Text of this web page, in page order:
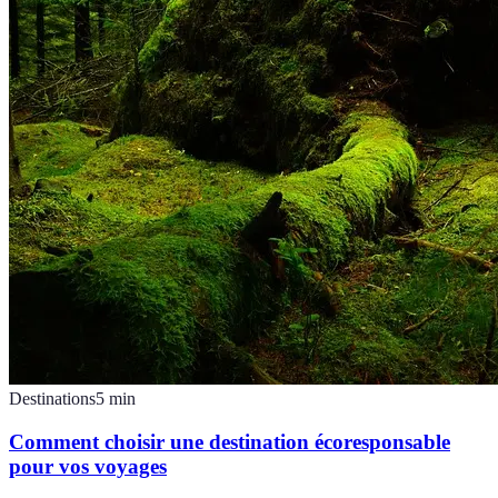
Destinations5 min
Comment choisir une destination écoresponsable
pour vos voyages